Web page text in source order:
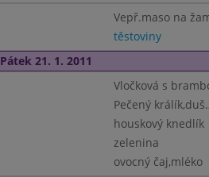
Vepř.maso na
těstoviny
Pátek 21. 1. 2011
Vločková s
Pečený
houskový knedlík
zelenina
ovocný čaj,mléko